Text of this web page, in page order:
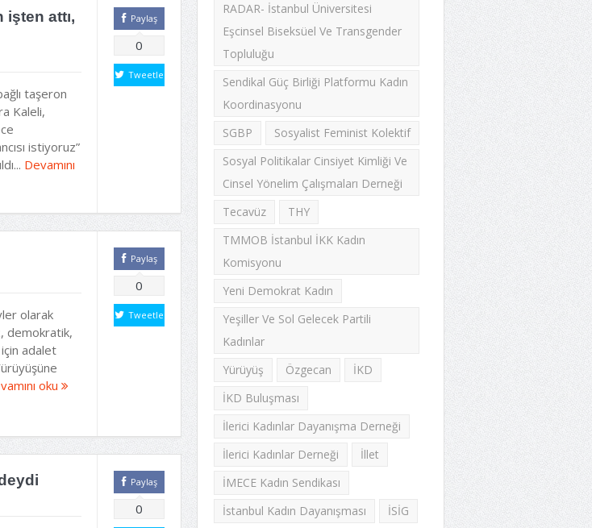
attı,
taşeron
Kaleli,
istiyoruz”
Devamını
Paylaş
0
Tweetle
olarak
demokratik,
adalet
oku
Paylaş
0
Tweetle
Paylaş
0
RADAR- İstanbul Üniversitesi
Eşcinsel Biseksüel Ve Transgender
Topluluğu
Sendikal Güç Birliği Platformu Kadın
Koordinasyonu
SGBP
Sosyalist Feminist Kolektif
Sosyal Politikalar Cinsiyet Kimliği Ve
Cinsel Yönelim Çalışmaları Derneği
Tecavüz
THY
TMMOB İstanbul İKK Kadın
Komisyonu
Yeni Demokrat Kadın
Yeşiller Ve Sol Gelecek Partili
Kadınlar
Yürüyüş
Özgecan
İKD
İKD Buluşması
İlerici Kadınlar Dayanışma Derneği
İlerici Kadınlar Derneği
İllet
İMECE Kadın Sendikası
İstanbul Kadın Dayanışması
İSİG